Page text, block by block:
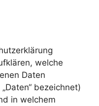
welche
Daten
bezeichnet)
in welchem